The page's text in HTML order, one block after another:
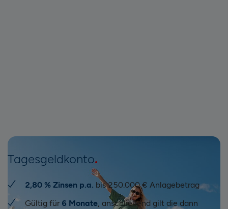
Tagesgeldkonto
2,80 % Zinsen p.a. bis 250.000 € Anlagebetrag
Gültig für 6 Monate, anschließend gilt die dann